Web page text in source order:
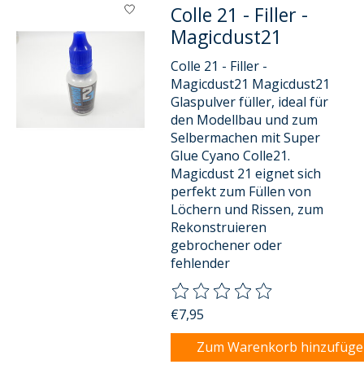
Colle 21 - Filler -
Magicdust21
Colle 21 - Filler -
Magicdust21 Magicdust21
Glaspulver füller, ideal für
den Modellbau und zum
Selbermachen mit Super
Glue Cyano Colle21.
Magicdust 21 eignet sich
perfekt zum Füllen von
Löchern und Rissen, zum
Rekonstruieren
gebrochener oder
fehlender
Die Bewertung dieses
€7,95
Zum Warenkorb